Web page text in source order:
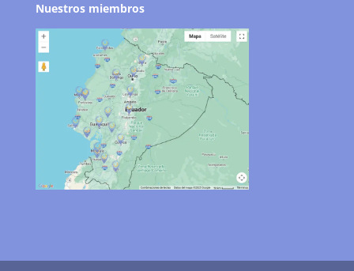
Nuestros miembros